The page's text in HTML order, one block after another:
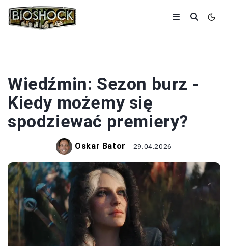
Wiedźmin: Sezon burz -
Kiedy możemy się
spodziewać premiery?
Oskar Bator 29.04.2026